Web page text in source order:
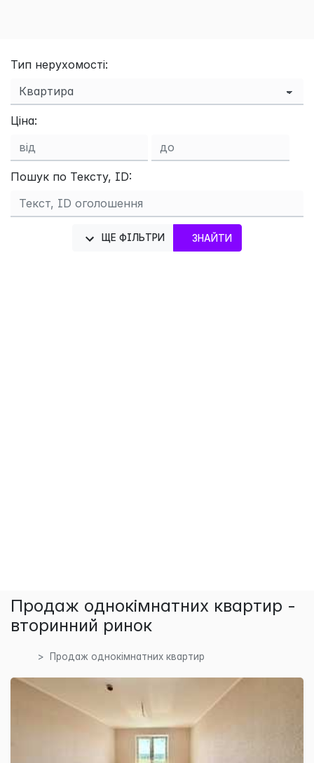
Тип нерухомості:
Ціна:
Пошук по Тексту, ID:
ЩЕ ФІЛЬТРИ ЗНАЙТИ
Продаж однокімнатних квартир -
вторинний ринок
Продаж однокімнатних квартир